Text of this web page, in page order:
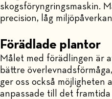
skogsföryngringsmaskin.
precision, låg
Förädlade plantor
Målet med förädlingen är
bättre
ger oss också möjligheten
anpassade till det